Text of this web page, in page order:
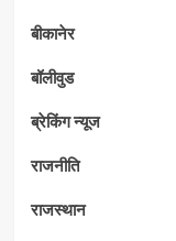
बीकानेर
बॉलीवुड
ब्रेकिंग न्यूज
राजनीति
राजस्थान